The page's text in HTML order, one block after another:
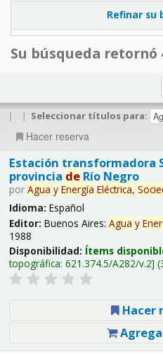
Refinar su
Su búsqueda retornó
| | Seleccionar títulos para:
Hacer reserva
Estación transformadora
provincia deRío Negro
por Agua y Energía Eléctrica,
Idioma: Español
Editor: Buenos Aires: Agua y
1988
Disponibilidad: Ítems
topográfica: 621.374.5/A282/v.2
Hacer